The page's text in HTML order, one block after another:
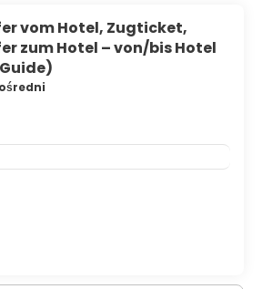
vom Hotel, Zugticket,
zum Hotel – von/bis Hotel